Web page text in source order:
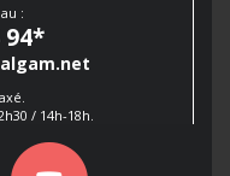
:
94*
/ 14h-18h.